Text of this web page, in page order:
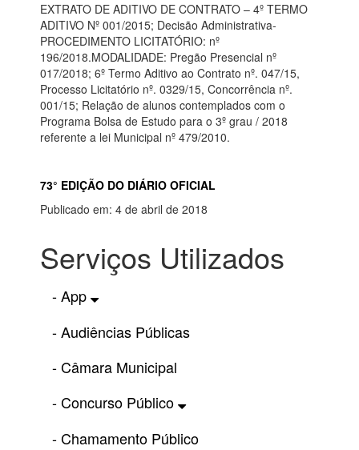
EXTRATO DE ADITIVO DE CONTRATO – 4º TERMO
ADITIVO Nº 001/2015; Decisão Administrativa-
PROCEDIMENTO LICITATÓRIO: nº
196/2018.MODALIDADE: Pregão Presencial nº
017/2018; 6º Termo Aditivo ao Contrato nº. 047/15,
Processo Licitatório nº. 0329/15, Concorrência nº.
001/15; Relação de alunos contemplados com o
Programa Bolsa de Estudo para o 3º grau / 2018
referente a lei Municipal nº 479/2010.
73° EDIÇÃO DO DIÁRIO OFICIAL
Publicado em: 4 de abril de 2018
Serviços Utilizados
- App
- Audiências Públicas
- Câmara Municipal
- Concurso Público
- Chamamento Público